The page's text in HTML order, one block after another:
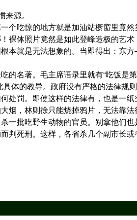
源。
个吃惊的地方就是加油站橱窗里竟
裸体照片竟然是如此登峰造极的艺
本就是无法想象的。当即得出：东
的名著。毛主席语录里就有“吃饭是
具体的教导。政府没有严格的法律规
处罚。即使这样的法律有，也是一
烟，林则徐只能烧掉鸦片，无法靠
一批吃野生动物的官员。别拿他们
判死刑。这样，各省杀几个副市长